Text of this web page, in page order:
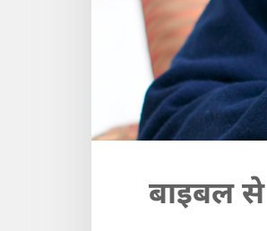
बाइबल